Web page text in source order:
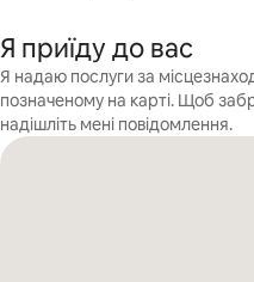
Я приїду до вас
Я надаю послуги за
позначеному на карті. Щоб
надішліть мені повідомлення.